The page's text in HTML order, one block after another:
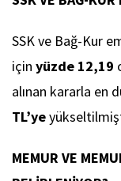
SSK ve Bağ-Kur
için yüzde 12,19
alınan kararla en
TL’ye
MEMUR VE